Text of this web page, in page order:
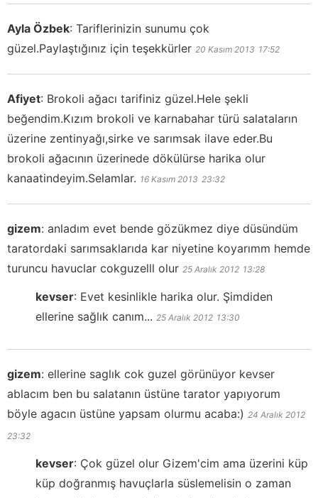
Ayla Özbek: Tariflerinizin sunumu çok
güzel.Paylaştığınız için teşekkürler 20 Kasım 2013 17:52
Afiyet: Brokoli ağacı tarifiniz güzel.Hele şekli
beğendim.Kızım brokoli ve karnabahar türü salataların
üzerine zentinyağı,sirke ve sarımsak ilave eder.Bu
brokoli ağacının üzerinede dökülürse harika olur
kanaatindeyim.Selamlar. 16 Kasım 2013 23:32
gizem: anladım evet bende gözükmez diye düsündüm
taratordaki sarımsaklarıda kar niyetine koyarımm hemde
turuncu havuclar cokguzelll olur 25 Aralık 2012 13:28
kevser: Evet kesinlikle harika olur. Şimdiden
ellerine sağlık canım... 25 Aralık 2012 13:30
gizem: ellerine saglık cok guzel görünüyor kevser
ablacım ben bu salatanın üstüne tarator yapıyorum
böyle agacın üstüne yapsam olurmu acaba:) 24 Aralık 2012
23:32
kevser: Çok güzel olur Gizem'cim ama üzerini küp
küp doğranmış havuçlarla süslemelisin o zaman